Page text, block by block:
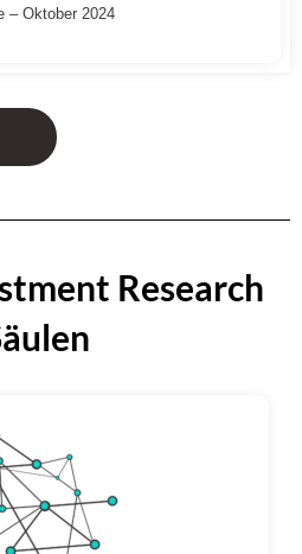
– Oktober 2024
Research